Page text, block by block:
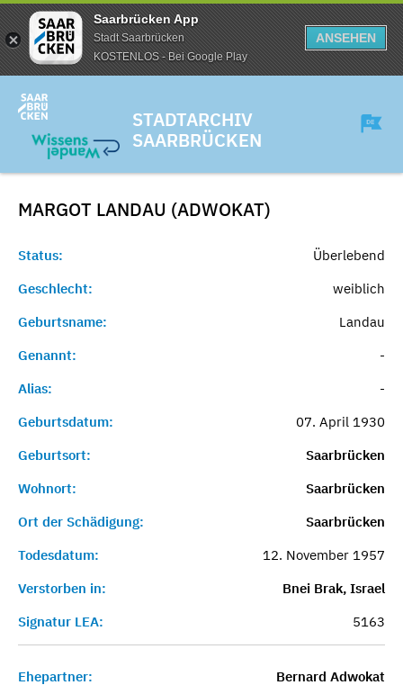
Saarbrücken App
Stadt Saarbrücken
KOSTENLOS - Bei Google Play
ANSEHEN
STADTARCHIV
SAARBRÜCKEN
MARGOT LANDAU (ADWOKAT)
Status:
Überlebend
Geschlecht:
weiblich
Geburtsname:
Landau
Genannt:
-
Alias:
-
Geburtsdatum:
07. April 1930
Geburtsort:
Saarbrücken
Wohnort:
Saarbrücken
Ort der Schädigung:
Saarbrücken
Todesdatum:
12. November 1957
Verstorben in:
Bnei Brak, Israel
Signatur LEA:
5163
Ehepartner:
Bernard Adwokat